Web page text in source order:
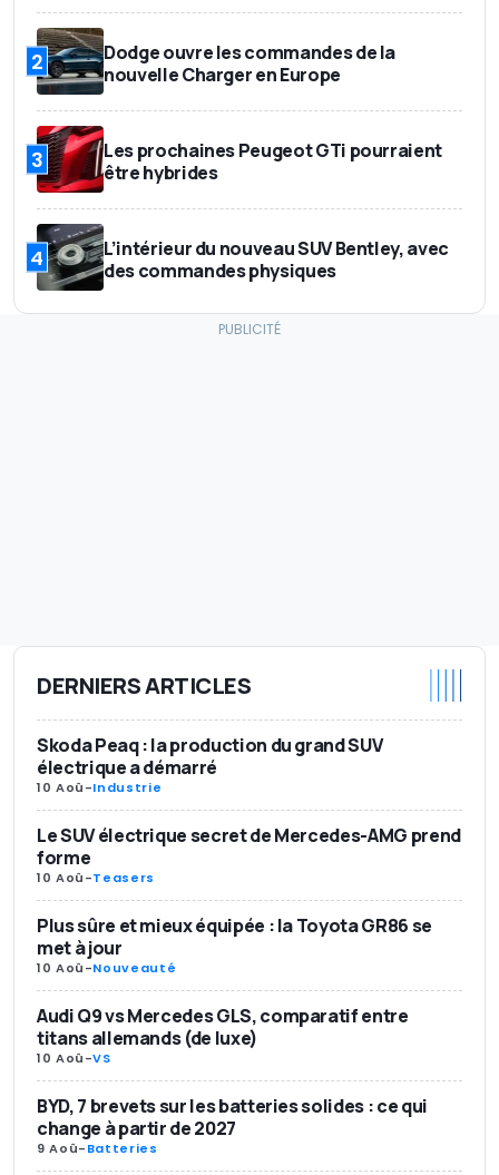
2
Dodge ouvre les commandes de la
nouvelle Charger en Europe
3
Les prochaines Peugeot GTi pourraient
être hybrides
4
L’intérieur du nouveau SUV Bentley, avec
des commandes physiques
DERNIERS ARTICLES
Skoda Peaq : la production du grand SUV
électrique a démarré
10 Aoû-Industrie
Le SUV électrique secret de Mercedes-AMG prend
forme
10 Aoû-Teasers
Plus sûre et mieux équipée : la Toyota GR86 se
met à jour
10 Aoû-Nouveauté
Audi Q9 vs Mercedes GLS, comparatif entre
titans allemands (de luxe)
10 Aoû-VS
BYD, 7 brevets sur les batteries solides : ce qui
change à partir de 2027
9 Aoû-Batteries